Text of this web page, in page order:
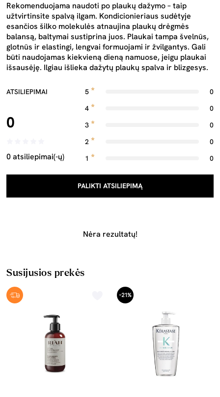
Rekomenduojama naudoti po plaukų dažymo – taip
užtvirtinsite spalvą ilgam. Kondicionieriaus sudėtyje
esančios šilko molekulės atnaujina plaukų drėgmės
balansą, baltymai sustiprina juos. Plaukai tampa švelnūs,
glotnūs ir elastingi, lengvai formuojami ir žvilgantys. Gali
būti naudojamas kiekvieną dieną namuose, jeigu plaukai
išsausėję. Ilgiau išlieka dažytų plaukų spalva ir blizgesys.
ATSILIEPIMAI
0
0 atsiliepimai(-ų)
5
0
4
0
3
0
2
0
1
0
PALIKTI ATSILIEPIMĄ
Nėra rezultatų!
Susijusios prekės
-21%